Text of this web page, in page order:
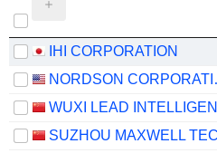
IHI CORPORATION